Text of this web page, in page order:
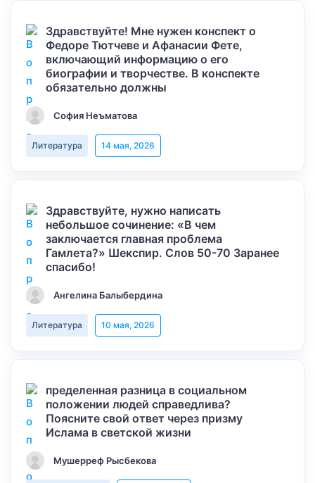
Здравствуйте! Мне нужен конспект о
Федоре Тютчеве и Афанасии Фете,
включающий информацию о его
биографии и творчестве. В конспекте
обязательно должны
София Неъматова
Литература 14 мая, 2026
Здравствуйте, нужно написать
небольшое сочинение: «В чем
заключается главная проблема
Гамлета?» Шекспир. Слов 50-70 Заранее
спасибо!
Ангелина Балыбердина
Литература 10 мая, 2026
пределенная разница в социальном
положении людей справедлива?
Поясните свой ответ через призму
Ислама в светской жизни
Мушерреф Рысбекова